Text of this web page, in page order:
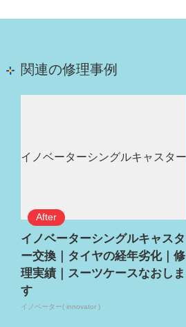
関連の修理事例
イノベーターシングルキャスタ
ー交換｜タイヤの経年劣化｜修
理実績｜スーツケースなおしま
す
イノベーター( innovator )